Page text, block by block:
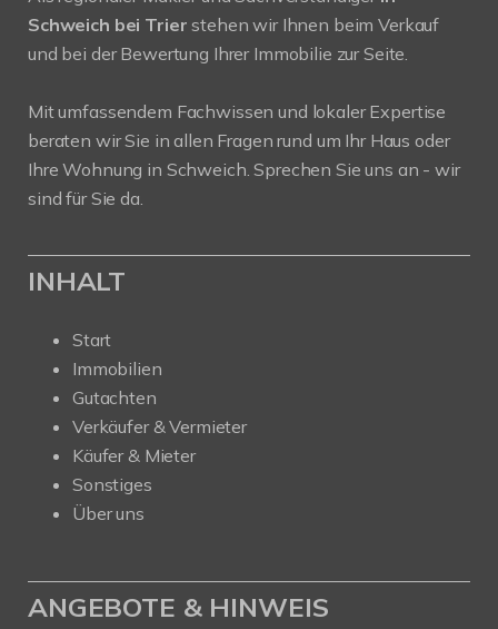
Schweich bei Trierstehen wir Ihnen beim Verkauf
und bei der Bewertung Ihrer Immobilie zur Seite.
Mit umfassendem Fachwissen und lokaler Expertise
beraten wir Sie in allen Fragen rund um Ihr Haus oder
Ihre Wohnung in Schweich. Sprechen Sie uns an - wir
sind für Sie da.
INHALT
Start
Immobilien
Gutachten
Verkäufer & Vermieter
Käufer & Mieter
Sonstiges
Über uns
ANGEBOTE & HINWEIS